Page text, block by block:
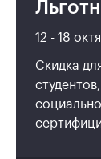
12 - 18
Скидка